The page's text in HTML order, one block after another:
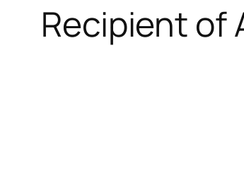
Recipient of